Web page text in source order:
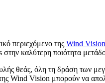
περιεχόμενο της Wind Vision
στην καλύτερη ποιότητα
θεάς, όλη τη δράση των
Wind Vision μπορούν να